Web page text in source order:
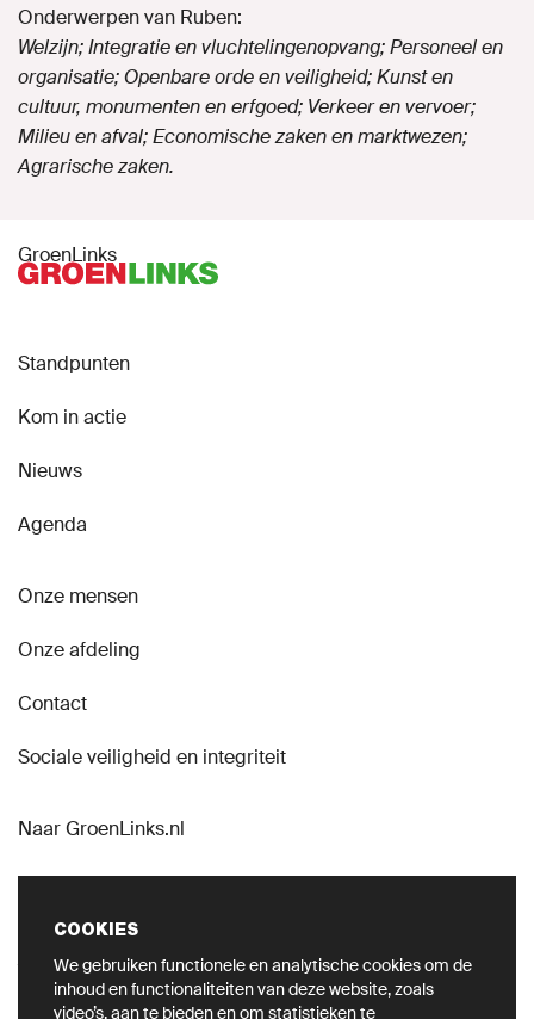
COOKIES
We gebruiken functionele en analytische cookies om de
inhoud en functionaliteiten van deze website, zoals
video’s, aan te bieden en om statistieken te
Onderwerpen van Ruben:
Welzijn; Integratie en vluchtelingenopvang; Personeel en
organisatie; Openbare orde en veiligheid; Kunst en
cultuur, monumenten en erfgoed; Verkeer en vervoer;
Milieu en afval; Economische zaken en marktwezen;
Agrarische zaken.
GroenLinks
Standpunten
Kom in actie
Nieuws
Agenda
Onze mensen
Onze afdeling
Contact
Sociale veiligheid en integriteit
Naar GroenLinks.nl
VOLG ONS OP SOCIAL